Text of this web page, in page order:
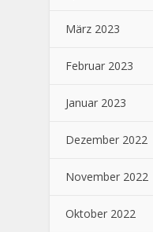
März 2023
Februar 2023
Januar 2023
Dezember 2022
November 2022
Oktober 2022